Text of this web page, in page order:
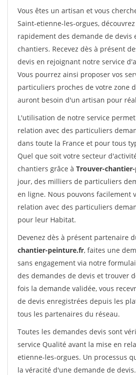
Vous êtes un artisan et vous
Saint-etienne-les-orgues,
rapidement des demande de devis
chantiers. Recevez dès à présent
devis en rejoignant notre service
Vous pourrez ainsi proposer vos
particuliers proches de votre zone
auront besoin d'un artisan pour
L'utilisation de notre service
relation avec des particuliers
dans toute la France et pour tous
Quel que soit votre secteur
chantiers grâce à Trouver-
jour, des milliers de particuliers
en ligne. Nous pouvons facilement
relation avec des particuliers
pour leur Habitat.
Devenez dès à présent partenaire
chantier-peinture.fr, faites une
sans engagement via notre
des demandes de devis et trouver
fois la demande validée, vous
de devis enregistrées depuis les
tous les partenaires du réseau.
Toutes les demandes devis sont
service Qualité avant la mise en
etienne-les-orgues. Un processus
la véracité d'une demande de